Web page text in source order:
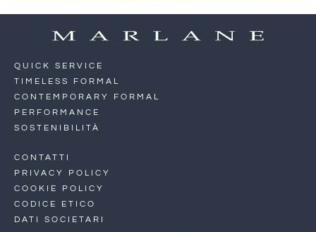
QUICK SERVICE
TIMELESS FORMAL
CONTEMPORARY FORMAL
PERFORMANCE
SOSTENIBILITÀ
CONTATTI
PRIVACY POLICY
COOKIE POLICY
CODICE ETICO
DATI SOCIETARI